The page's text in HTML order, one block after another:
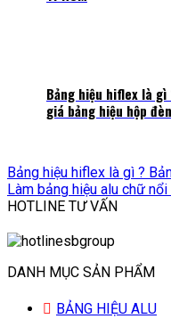
Bảng hiệu hiflex là gì
giá bảng hiệu hộp
Bảng hiệu hiflex là gì ?
Làm bảng hiệu alu chữ
HOTLINE TƯ VẤN
DANH MỤC SẢN PHẨM
BẢNG HIỆU ALU